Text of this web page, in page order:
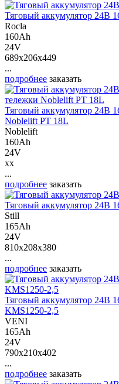
Тяговый аккумулятор 24В
Rocla
160Ah
24V
689x206x449
...
подробнее заказать
Тяговый аккумулятор 24В
Noblelift PT 18L
Noblelift
160Ah
24V
xx
...
подробнее заказать
Тяговый аккумулятор 24В
Still
165Ah
24V
810x208x380
...
подробнее заказать
Тяговый аккумулятор 24В
KMS1250-2,5
VENI
165Ah
24V
790x210x402
...
подробнее заказать